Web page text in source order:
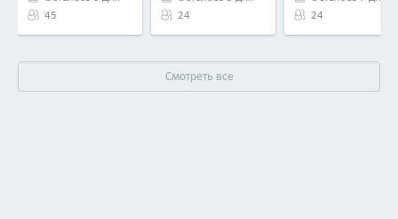
бесплатно
45
24
24
Смотреть все